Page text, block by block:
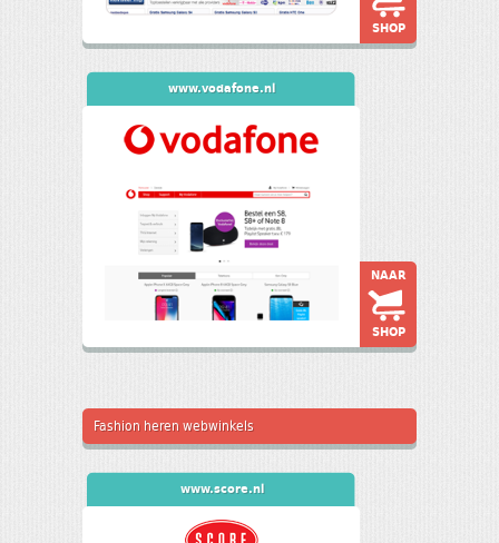
SHOP
www.vodafone.nl
NAAR
SHOP
Fashion heren webwinkels
www.score.nl